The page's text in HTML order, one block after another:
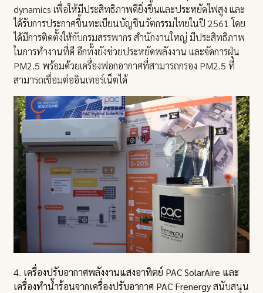
dynamics เพื่อให้มีประสิทธิภาพดียิ่งขึ้นและประหยัดไฟสูง และ
ได้รับการประกาศขึ้นทะเบียนบัญชีนวัตกรรมไทยในปี 2561 โดย
ได้มีการติดตั้งให้กับกรมสรรพากร สำนักงานใหญ่ มีประสิทธิภาพ
ในการทำงานที่ดี อีกทั้งยังช่วยประหยัดพลังงาน และจัดการฝุ่น
PM2.5 พร้อมด้วยเครื่องฟอกอากาศที่สามารถกรอง PM2.5 ที่
สามารถเชื่อมต่ออินเทอร์เน็ตได้
4. เครื่องปรับอากาศพลังงานแสงอาทิตย์ PAC SolarAire และ
เครื่องทำน้ำร้อนจากเครื่องปรับอากาศ PAC Frenergyสนับสนุน